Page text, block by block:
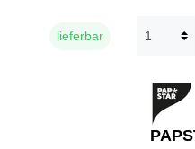
lieferbar